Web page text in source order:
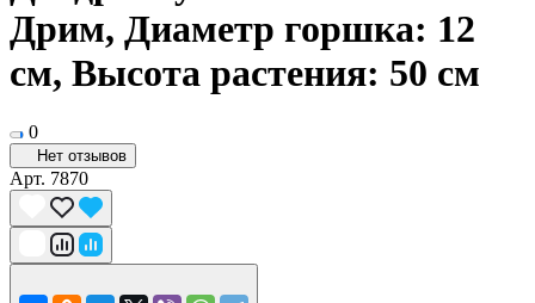
Дрим, Диаметр горшка: 12
см, Высота растения: 50 см
0
Нет отзывов
Арт. 7870